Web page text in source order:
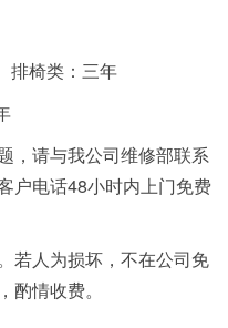
排椅类：三年
，请与我公司维修部联系
户电话48小时内上门免费
若人为损坏，不在公司免
酌情收费。